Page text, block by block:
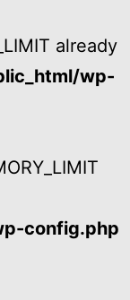
already
wp-
config.php